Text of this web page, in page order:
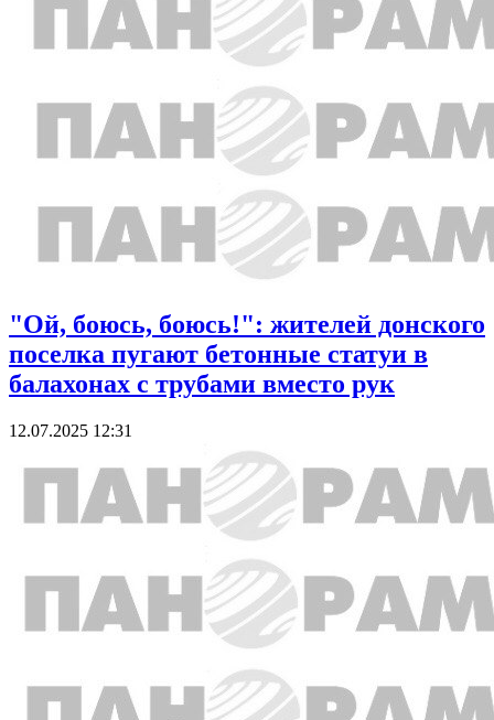
"Ой, боюсь, боюсь!": жителей донского
поселка пугают бетонные статуи в
балахонах с трубами вместо рук
12.07.2025 12:31